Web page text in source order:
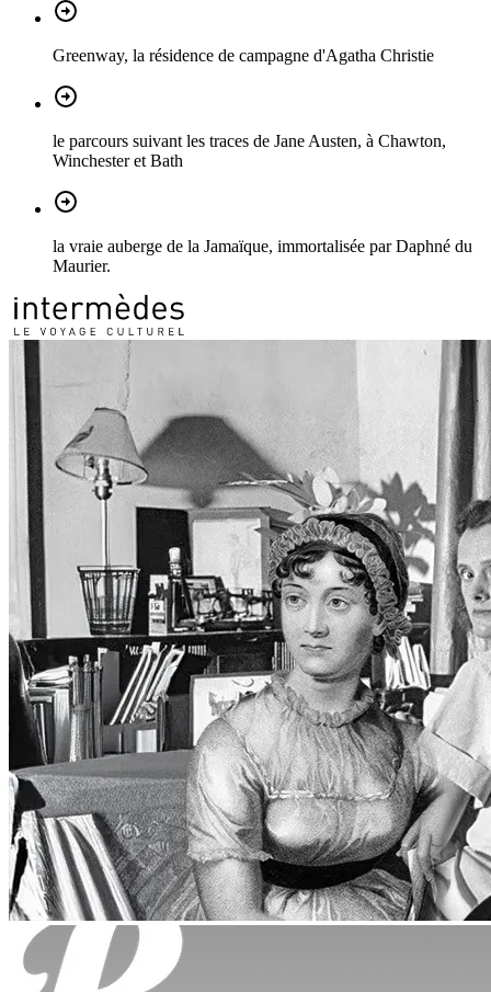
Greenway, la résidence de campagne d'Agatha Christie
le parcours suivant les traces de Jane Austen, à Chawton,
Winchester et Bath
la vraie auberge de la Jamaïque, immortalisée par Daphné du
Maurier.